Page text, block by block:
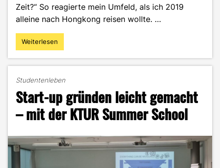
Zeit?“ So reagierte mein Umfeld, als ich 2019
alleine nach Hongkong reisen wollte. …
"Abenteuer
Solo-
du
alleine
reisen
solltest"
Weiterlesen
Studentenleben
Start-up gründen leicht gemacht
– mit der KTUR Summer School